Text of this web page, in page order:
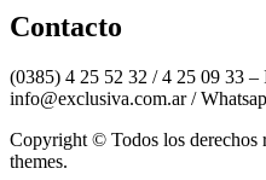
Contacto
(0385) 4 25 52 32 / 4 25 09 33 –
info@exclusiva.com.ar /
Copyright © Todos los derechos
themes.